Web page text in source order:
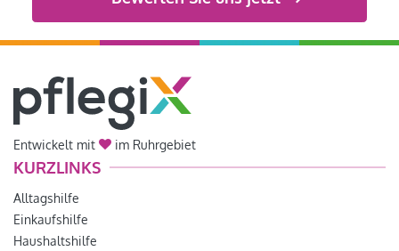
Entwickelt mit im Ruhrgebiet
KURZLINKS
Alltagshilfe
Einkaufshilfe
Haushaltshilfe